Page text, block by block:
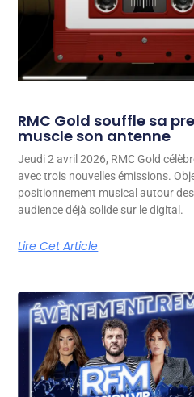
RMC Gold souffle sa
muscle son antenne
Jeudi 2 avril 2026, RMC Gold
avec trois nouvelles émissions.
positionnement musical autour
audience déjà solide sur le digital.
Lire Cet Article